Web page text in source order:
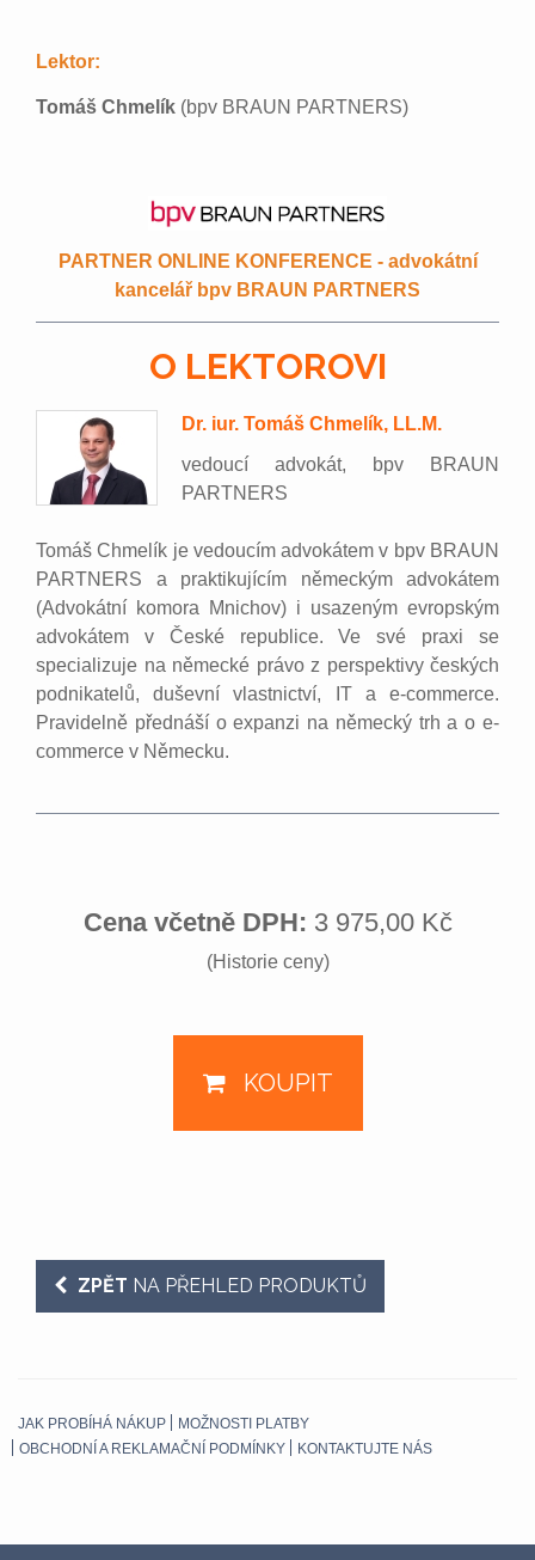
Lektor:
Tomáš Chmelík (bpv BRAUN PARTNERS)
PARTNER ONLINE KONFERENCE - advokátní
kancelář bpv BRAUN PARTNERS
O LEKTOROVI
Dr. iur. Tomáš Chmelík, LL.M.
vedoucí advokát, bpv BRAUN
PARTNERS
Tomáš Chmelík je vedoucím advokátem v bpv BRAUN
PARTNERS a praktikujícím německým advokátem
(Advokátní komora Mnichov) i usazeným evropským
advokátem v České republice. Ve své praxi se
specializuje na německé právo z perspektivy českých
podnikatelů, duševní vlastnictví, IT a e-commerce.
Pravidelně přednáší o expanzi na německý trh a o e-
commerce v Německu.
Cena včetně DPH: 3 975,00 Kč
(Historie ceny)
KOUPIT
ZPĚT NA PŘEHLED PRODUKTŮ
JAK PROBÍHÁ NÁKUP
MOŽNOSTI PLATBY
OBCHODNÍ A REKLAMAČNÍ PODMÍNKY
KONTAKTUJTE NÁS